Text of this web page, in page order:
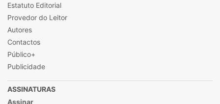
Estatuto Editorial
Provedor do Leitor
Autores
Contactos
Público+
Publicidade
ASSINATURAS
Assinar